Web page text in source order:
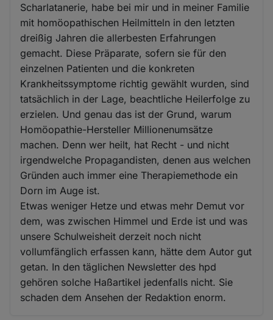
Scharlatanerie, habe bei mir und in meiner Familie
mit homöopathischen Heilmitteln in den letzten
dreißig Jahren die allerbesten Erfahrungen
gemacht. Diese Präparate, sofern sie für den
einzelnen Patienten und die konkreten
Krankheitssymptome richtig gewählt wurden, sind
tatsächlich in der Lage, beachtliche Heilerfolge zu
erzielen. Und genau das ist der Grund, warum
Homöopathie-Hersteller Millionenumsätze
machen. Denn wer heilt, hat Recht - und nicht
irgendwelche Propagandisten, denen aus welchen
Gründen auch immer eine Therapiemethode ein
Dorn im Auge ist.
Etwas weniger Hetze und etwas mehr Demut vor
dem, was zwischen Himmel und Erde ist und was
unsere Schulweisheit derzeit noch nicht
vollumfänglich erfassen kann, hätte dem Autor gut
getan. In den täglichen Newsletter des hpd
gehören solche Haßartikel jedenfalls nicht. Sie
schaden dem Ansehen der Redaktion enorm.